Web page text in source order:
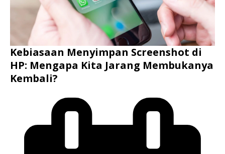
Kebiasaan Menyimpan Screenshot di
HP: Mengapa Kita Jarang Membukanya
Kembali?